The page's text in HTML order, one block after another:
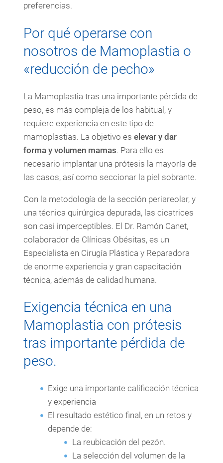
preferencias.
Por qué operarse con
nosotros de Mamoplastia o
«reducción de pecho»
La Mamoplastia tras una importante pérdida de
peso, es más compleja de los habitual, y
requiere experiencia en este tipo de
mamoplastias. La objetivo eselevar y dar
forma y volumen mamas. Para ello es
necesario implantar una prótesis la mayoría de
las casos, así como seccionar la piel sobrante.
Con la metodología de la sección periareolar, y
una técnica quirúrgica depurada, las cicatrices
son casi imperceptibles. El Dr. Ramón Canet,
colaborador de Clínicas Obésitas, es un
Especialista en Cirugía Plástica y Reparadora
de enorme experiencia y gran capacitación
técnica, además de calidad humana.
Exigencia técnica en una
Mamoplastia con prótesis
tras importante pérdida de
peso.
Exige una importante calificación técnica
y experiencia
El resultado estético final, en un retos y
depende de:
La reubicación del pezón.
La selección del volumen de la